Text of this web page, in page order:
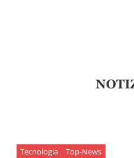
Tecnologia Top-News